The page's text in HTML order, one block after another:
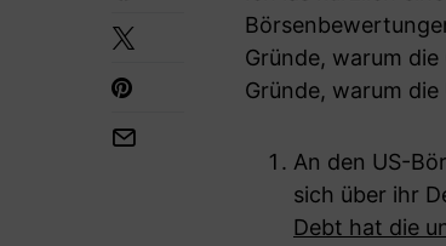
Gründe, warum
Gründe, warum
An den US-
sich über ihr
Debt hat die